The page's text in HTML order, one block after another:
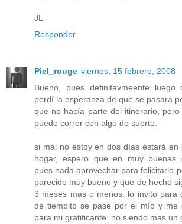
JL
Responder
Piel_rouge viernes, 15 febrero, 2008
Bueno, pues definitavmeente
perdí la esperanza de que se pasara
que no hacía parte del itinerario,
puede correr con algo de suerte.
si mal no estoy en dos días estará en
hogar, espero que en muy buenas
pues nada aprovechar para felicitarlo
parecido muy bueno y que de hecho
3 meses mas o menos. lo invito para
de tiempito se pase por el mío y me
para mi gratificante. no siendo mas un